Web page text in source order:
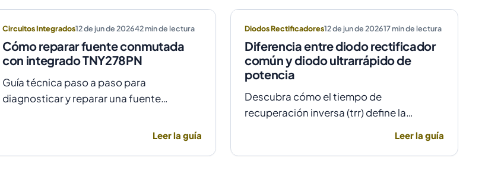
Circuitos Integrados12 de jun de 202642min de lectura
Cómo reparar fuente conmutada
con integrado TNY278PN
Guía técnica paso a paso para
diagnosticar y reparar una fuente
cuando no arranca o parpadea, evitando
Leer la guía
Diodos Rectificadores12 de jun de 202617min de lectura
Diferencia entre diodo rectificador
común y diodo ultrarrápido de
potencia
Descubra cómo el tiempo de
recuperación inversa (trr) define la
común y uno ultrarrápido para evitar
fallas por temperatura en alta frecuencia.
Leer la guía